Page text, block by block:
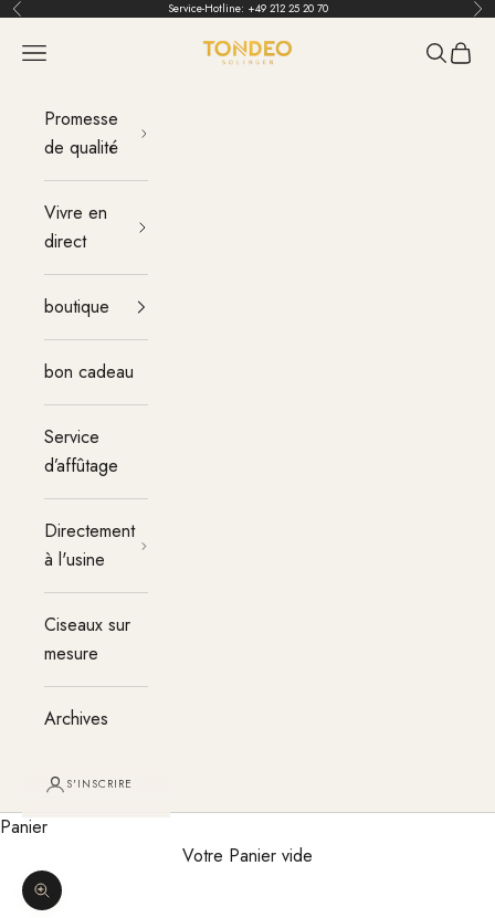
Aller au contenu
Retour Service-Hotline: +49 212 25 20 70
TONDEO
menu Panier
Promesse
de qualité
Vivre en
direct
boutique
bon cadeau
Service
d’affûtage
Directement
à l'usine
Ciseaux sur
mesure
Archives
S'INSCRIRE
Panier
Votre Panier vide
Agrandir l'image